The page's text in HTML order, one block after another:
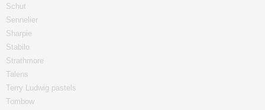
Schut
Sennelier
Sharpie
Stabilo
Strathmore
Talens
Terry Ludwig pastels
Tombow